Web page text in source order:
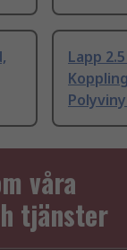
Lapp
våra
tjänster